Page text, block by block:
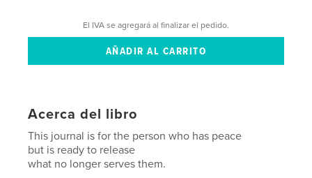
El IVA se agregará al finalizar el pedido.
Acerca del libro
This journal is for the person who has peace
but is ready to release
what no longer serves them.